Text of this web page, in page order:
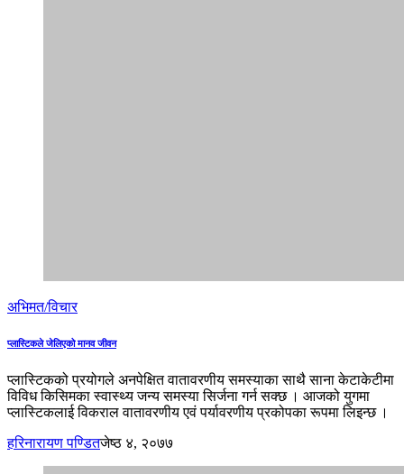
अभिमत/विचार
प्लास्टिकले जेलिएको मानव जीवन
प्लास्टिकको प्रयोगले अनपेक्षित वातावरणीय समस्याका साथै साना केटाकेटीमा
विविध किसिमका स्वास्थ्य जन्य समस्या सिर्जना गर्न सक्छ । आजको युगमा
प्लास्टिकलाई विकराल वातावरणीय एवं पर्यावरणीय प्रकोपका रूपमा लिइन्छ ।
हरिनारायण पण्डितजेष्ठ ४, २०७७